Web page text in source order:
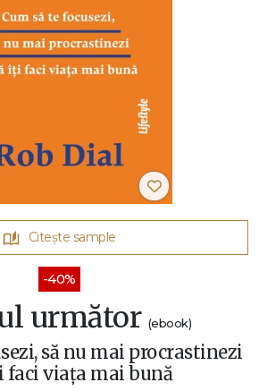
Citește sample
-40%
următor (ebook)
să nu mai procrastinezi
faci viața mai bună